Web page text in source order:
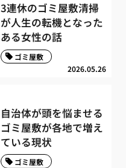
3連休のゴミ屋敷清掃
が人生の転機となった
ある女性の話
2026.05.26
ゴミ屋敷
自治体が頭を悩ませる
ゴミ屋敷が各地で増え
ている現状
ゴミ屋敷